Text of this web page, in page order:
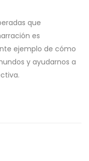
que
es
ejemplo de cómo
y ayudarnos a